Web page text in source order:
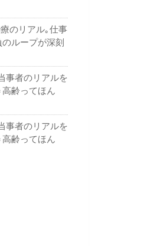
のリアル｡仕事
ループが深刻
事者のリアルを
齢ってほん
事者のリアルを
齢ってほん